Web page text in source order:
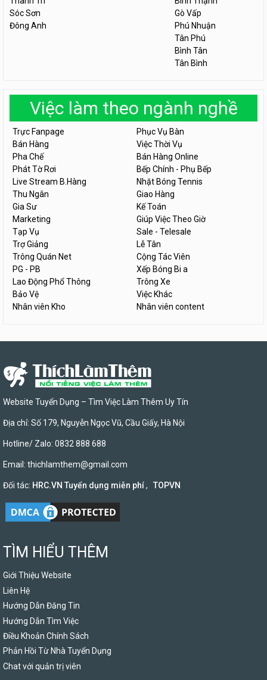
Sóc Sơn
Đông Anh
Gò Vấp
Phú Nhuận
Tân Phú
Bình Tân
Tân Bình
Việc làm theo ngành nghề
Trực Fanpage
Phục Vụ Bàn
Bán Hàng
Việc Thời Vụ
Pha Chế
Bán Hàng Online
Phát Tờ Rơi
Bếp Chính - Phụ Bếp
Live Stream B.Hàng
Nhặt Bóng Tennis
Thu Ngân
Giao Hàng
Gia Sư
Kế Toán
Marketing
Giúp Việc Theo Giờ
Tạp Vụ
Sale - Telesale
Trợ Giảng
Lễ Tân
Trông Quán Net
Cộng Tác Viên
PG - PB
Xếp Bóng Bi a
Lao Động Phổ Thông
Trông Xe
Bảo Vệ
Việc Khác
Nhân viên Kho
Nhân viên content
Website Tuyển Dụng – Tìm Việc Làm Thêm Uy Tín
Địa chỉ: Số 179, Nguyễn Ngọc Vũ, Cầu Giấy, Hà Nội
Hotline/ Zalo: 0832 888 688
Email: thichlamthem@gmail.com
Đối tác: HRC.VN Tuyển dụng miễn phí, TOPVN
TÌM HIỂU THÊM
Giới Thiệu Website
Liên Hệ
Hướng Dẫn Đăng Tin
Hướng Dẫn Tìm Việc
Điều Khoản Chính Sách
Phản Hồi Từ Nhà Tuyển Dụng
Chat với quản trị viên